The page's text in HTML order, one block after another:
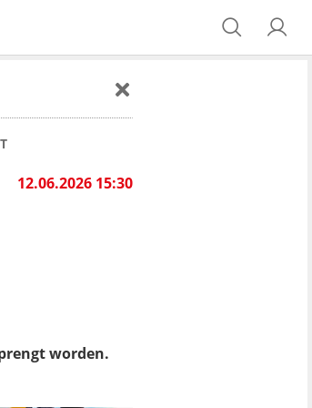
12.06.2026 15:30
worden.